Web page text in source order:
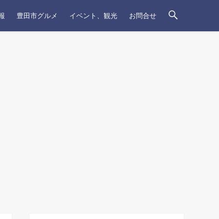
豊田市グルメ イベント、観光 お問合せ